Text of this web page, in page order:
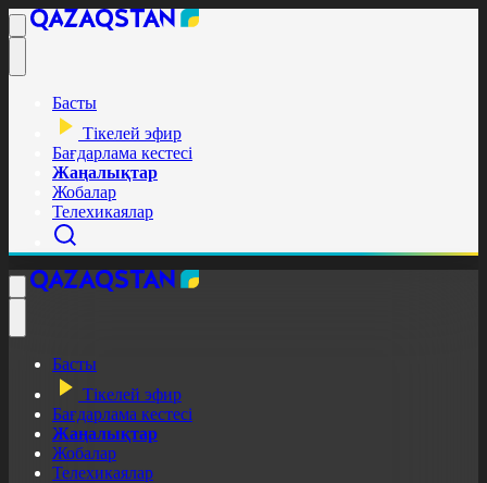
Басты
Тікелей эфир
Бағдарлама кестесі
Жаңалықтар
Жобалар
Телехикаялар
Басты
Тікелей эфир
Бағдарлама кестесі
Жаңалықтар
Жобалар
Телехикаялар